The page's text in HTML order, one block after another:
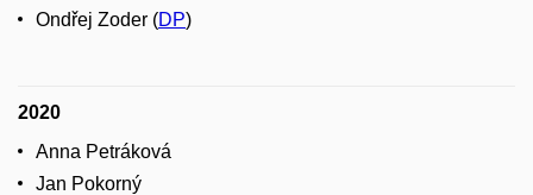
Ondřej Zoder (DP)
2020
Anna Petráková
Jan Pokorný